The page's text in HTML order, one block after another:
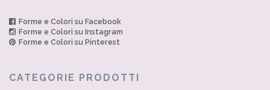
Forme e Colori su Facebook
Forme e Colori su Instagram
Forme e Colori su Pinterest
CATEGORIE PRODOTTI